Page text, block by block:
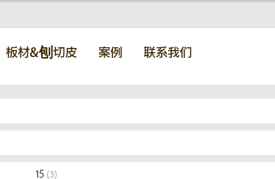
板材&刨切皮 案例 联系我们
15 (3)